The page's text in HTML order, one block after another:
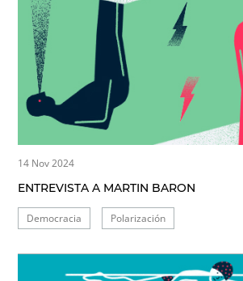
14 Nov 2024
ENTREVISTA A MARTIN BARON
Democracia Polarización